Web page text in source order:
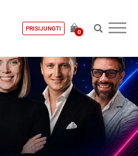
PRISIJUNGTI
0